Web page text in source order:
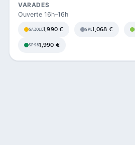
VARADES
Ouverte 16h–16h
GAZOLE1,990 € GPL1,068 €
SP981,990 €